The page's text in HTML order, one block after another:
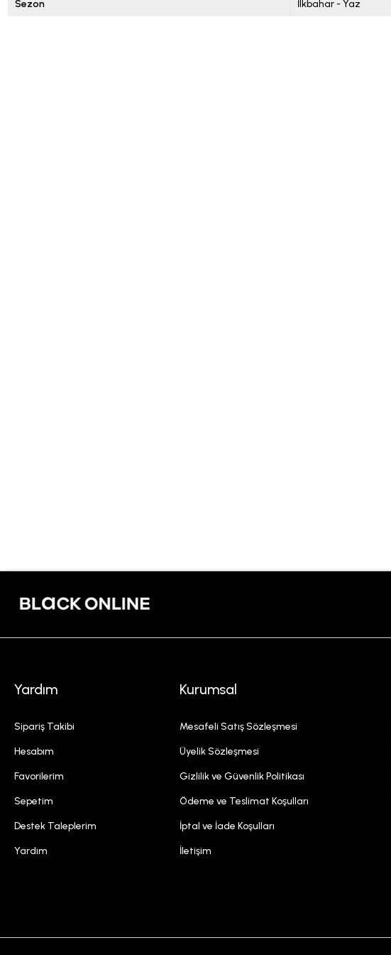
Sezon İlkbahar - Yaz
Yardım
Sipariş Takibi
Hesabım
Favorilerim
Sepetim
Destek Taleplerim
Yardım
Kurumsal
Mesafeli Satış Sözleşmesi
Üyelik Sözleşmesi
Gizlilik ve Güvenlik Politikası
Ödeme ve Teslimat Koşulları
İptal ve İade Koşulları
İletişim